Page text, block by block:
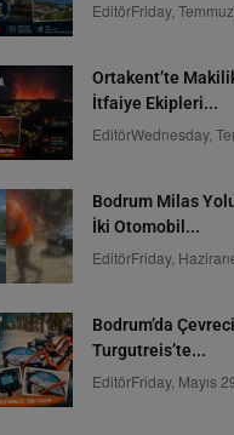
EditörFriday,
Ortakent’te
İtfaiye Ekipleri...
EditörWednesday,
Bodrum Milas
İki Otomobil...
EditörFriday,
Bodrum’da
Turgutreis’te...
EditörFriday, Mayıs